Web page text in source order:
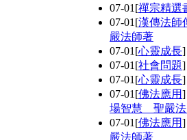
07-01 [禪宗精選
07-01 [漢傳法師
嚴法師著
07-01 [心靈成長
07-01 [社會問題
07-01 [心靈成長
07-01 [佛法應用
場智慧 聖嚴
07-01 [佛法應用
嚴法師著